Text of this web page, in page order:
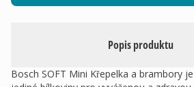
Popis produktu
Bosch SOFT Mini Křepelka a brambory